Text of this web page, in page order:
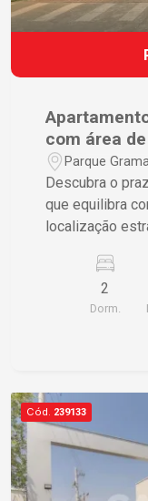
com área
Parque
Descubra o
que equilibra
localização
cotidiano.
cozinha com
e 01 vaga de
essas
quem está
investimento
atraente de
valorização,
2
Dorm.
Cód. 239133